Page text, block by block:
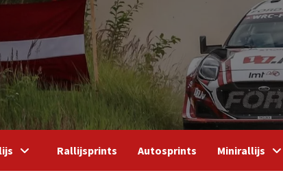
Rallijsprints Autosprints Minirallijs